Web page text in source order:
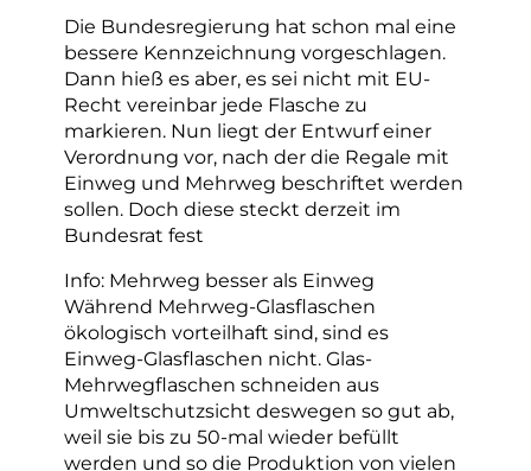
Die Bundesregierung hat schon mal eine
bessere Kennzeichnung vorgeschlagen.
Dann hieß es aber, es sei nicht mit EU-
Recht vereinbar jede Flasche zu
markieren. Nun liegt der Entwurf einer
Verordnung vor, nach der die Regale mit
Einweg und Mehrweg beschriftet werden
sollen. Doch diese steckt derzeit im
Bundesrat fest
Info: Mehrweg besser als Einweg
Während Mehrweg-Glasflaschen
ökologisch vorteilhaft sind, sind es
Einweg-Glasflaschen nicht. Glas-
Mehrwegflaschen schneiden aus
Umweltschutzsicht deswegen so gut ab,
weil sie bis zu 50-mal wieder befüllt
werden und so die Produktion von vielen